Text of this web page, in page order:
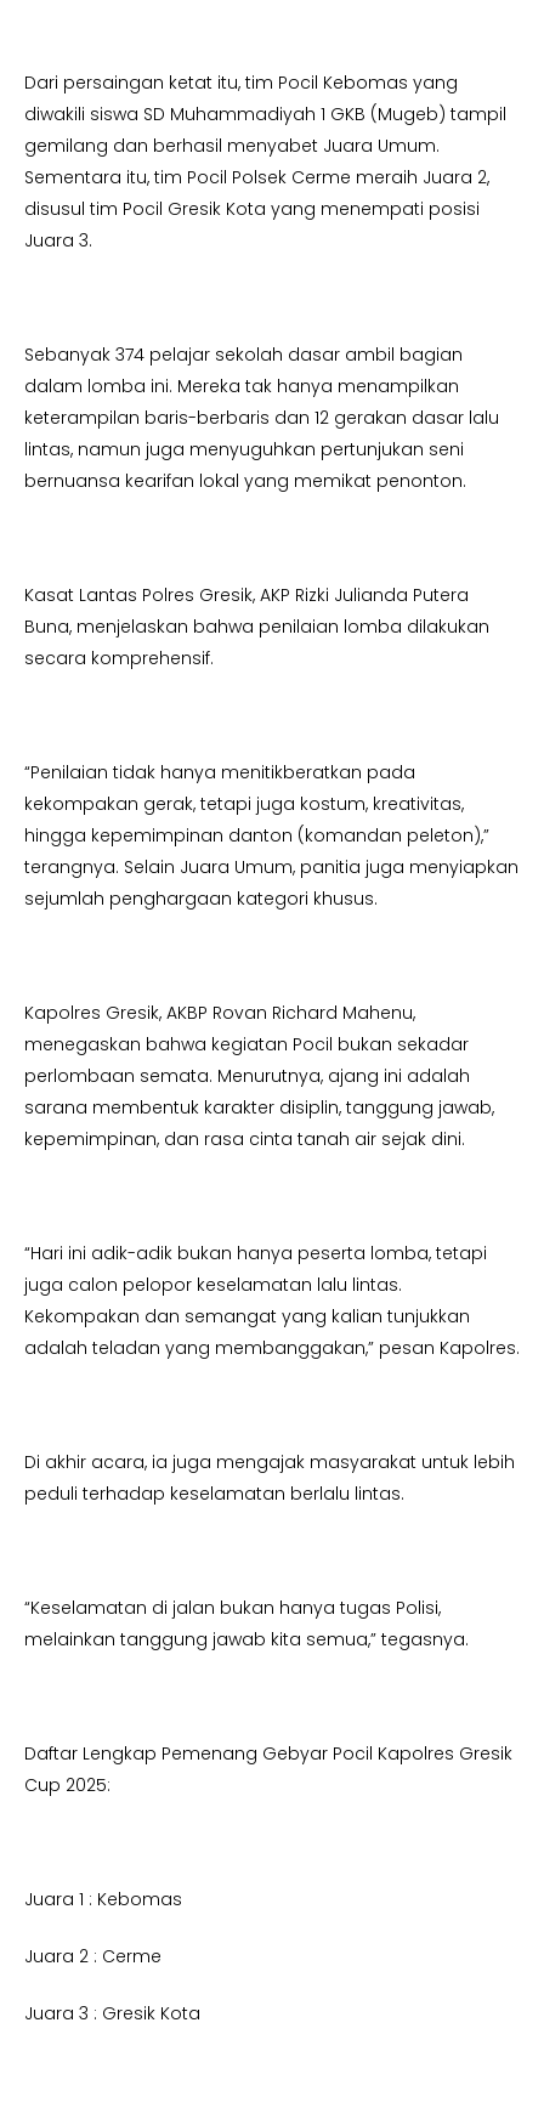
Dari persaingan ketat itu, tim Pocil Kebomas yang
diwakili siswa SD Muhammadiyah 1 GKB (Mugeb) tampil
gemilang dan berhasil menyabet Juara Umum.
Sementara itu, tim Pocil Polsek Cerme meraih Juara 2,
disusul tim Pocil Gresik Kota yang menempati posisi
Juara 3.
Sebanyak 374 pelajar sekolah dasar ambil bagian
dalam lomba ini. Mereka tak hanya menampilkan
keterampilan baris-berbaris dan 12 gerakan dasar lalu
lintas, namun juga menyuguhkan pertunjukan seni
bernuansa kearifan lokal yang memikat penonton.
Kasat Lantas Polres Gresik, AKP Rizki Julianda Putera
Buna, menjelaskan bahwa penilaian lomba dilakukan
secara komprehensif.
“Penilaian tidak hanya menitikberatkan pada
kekompakan gerak, tetapi juga kostum, kreativitas,
hingga kepemimpinan danton (komandan peleton),”
terangnya. Selain Juara Umum, panitia juga menyiapkan
sejumlah penghargaan kategori khusus.
Kapolres Gresik, AKBP Rovan Richard Mahenu,
menegaskan bahwa kegiatan Pocil bukan sekadar
perlombaan semata. Menurutnya, ajang ini adalah
sarana membentuk karakter disiplin, tanggung jawab,
kepemimpinan, dan rasa cinta tanah air sejak dini.
“Hari ini adik-adik bukan hanya peserta lomba, tetapi
juga calon pelopor keselamatan lalu lintas.
Kekompakan dan semangat yang kalian tunjukkan
adalah teladan yang membanggakan,” pesan Kapolres.
Di akhir acara, ia juga mengajak masyarakat untuk lebih
peduli terhadap keselamatan berlalu lintas.
“Keselamatan di jalan bukan hanya tugas Polisi,
melainkan tanggung jawab kita semua,” tegasnya.
Daftar Lengkap Pemenang Gebyar Pocil Kapolres Gresik
Cup 2025:
Juara 1 : Kebomas
Juara 2 : Cerme
Juara 3 : Gresik Kota